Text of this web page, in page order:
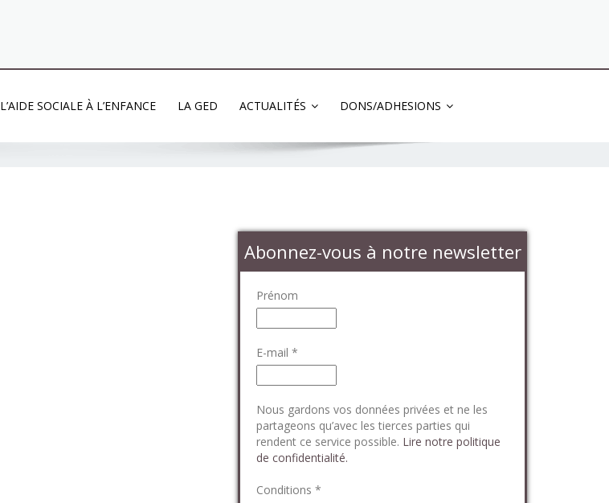
L’AIDE SOCIALE À L’ENFANCE LA GED ACTUALITÉS DONS/ADHESIONS
Abonnez-vous à notre newsletter
Prénom
E-mail *
Nous gardons vos données privées et ne les
partageons qu’avec les tierces parties qui
rendent ce service possible. Lire notre politique
de confidentialité.
Conditions *